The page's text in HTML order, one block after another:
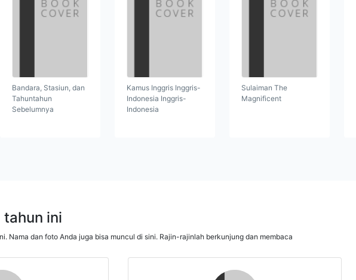
Bandara, Stasiun, dan
Tahuntahun
Sebelumnya
Kamus Inggris Inggris-
Indonesia Inggris-
Indonesia
Sulaiman The
Magnificent
tahun ini
Nama dan foto Anda juga bisa muncul di sini. Rajin-rajinlah berkunjung dan membaca